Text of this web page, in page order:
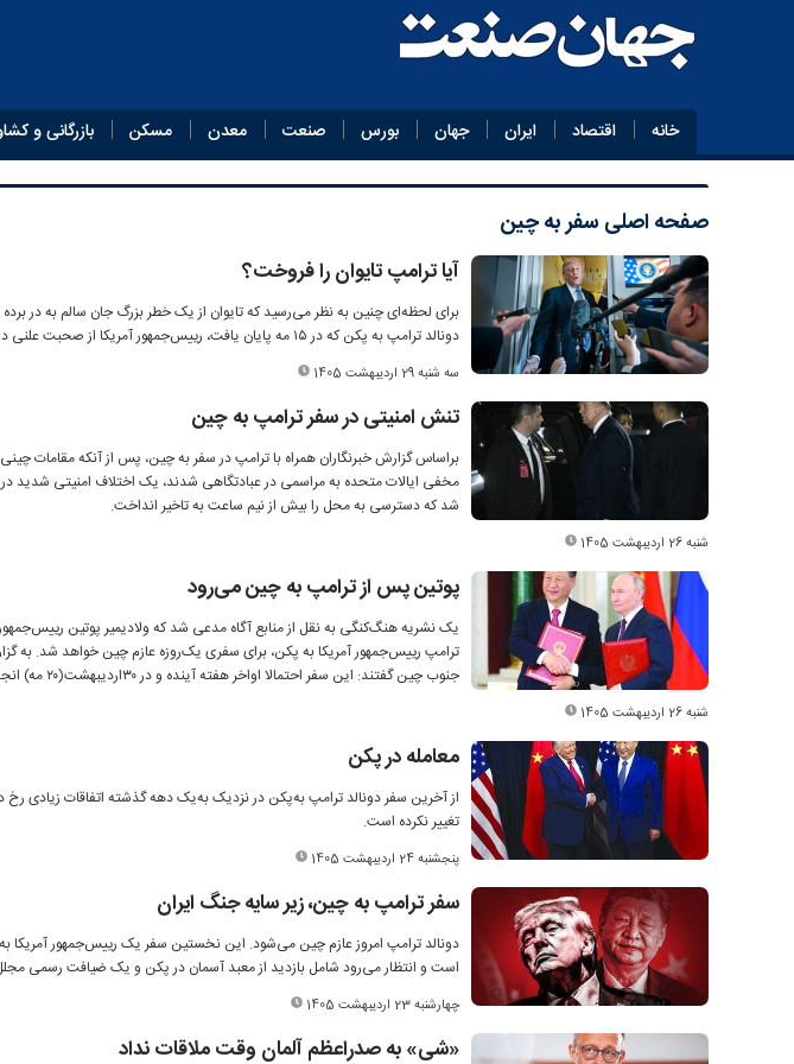
خانه اقتصاد ایران جهان بورس صنعت معدن مسکن بازرگانی و
صفحه اصلی سفر به چین
آیا ترامپ تایوان را فروخت؟
برای لحظه‌ای چنین به نظر می‌رسید که تایوان از یک خطر بزرگ جان سالم به در
دونالد ترامپ به پکن که در ۱۵ مه پایان یافت، رییس‌جمهور آمریکا از صحبت علنی درباره تایوان خودداری کرد.
سه شنبه 29 اردیبهشت 1405
تنش امنیتی در سفر ترامپ به چین
براساس گزارش‌ خبرنگاران همراه با ترامپ در سفر به چین، پس از آنکه مقامات
مخفی ایالات متحده به مراسمی در عبادتگاهی شدند، یک اختلاف امنیتی شدید
شد که دسترسی به محل را بیش از نیم ساعت به تاخیر انداخت.
شنبه 26 اردیبهشت 1405
پوتین پس از ترامپ به چین می‌رود
یک نشریه هنگ‌کنگی به نقل از منابع آگاه مدعی شد که ولادیمیر پوتین
ترامپ رییس‌جمهور آمریکا به پکن، برای سفری یک‌روزه عازم چین خواهد شد. به
جنوب چین گفتند: این سفر احتمالا اواخر هفته آینده و در ۳۰اردیبهشت‌(۲۰ مه) انجام می‌شود.
شنبه 26 اردیبهشت 1405
معامله در پکن
از آخرین سفر دونالد ترامپ به‌پکن در نزدیک به‌یک دهه گذشته اتفاقات زیادی رخ
تغییر نکرده است.
پنجشنبه 24 اردیبهشت 1405
سفر ترامپ به چین، زیر سایه جنگ ایران
است و انتظار می‌رود شامل بازدید از معبد آسمان در پکن و یک ضیافت رسمی
چهارشنبه 23 اردیبهشت 1405
«شی» به صدراعظم آلمان وقت ملاقات نداد